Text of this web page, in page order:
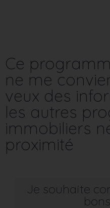
Ce
ne me
veux des
les autres
immobiliers
proximité
Je souhaite